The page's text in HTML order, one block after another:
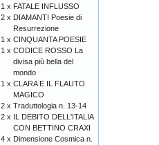
1 x FATALE INFLUSSO
2 x DIAMANTI Poesie di
Resurrezione
1 x CINQUANTA POESIE
1 x CODICE ROSSO La
divisa più bella del
mondo
1 x CLARA E IL FLAUTO
MAGICO
2 x Traduttologia n. 13-14
2 x IL DEBITO DELL'ITALIA
CON BETTINO CRAXI
4 x Dimensione Cosmica n.